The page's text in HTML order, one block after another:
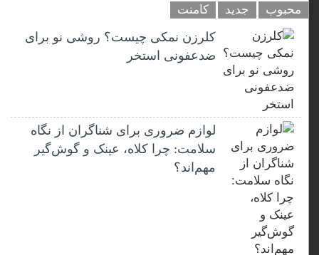
محبوب جدید کامنت
کلرزن نمکی چیست؟ روشی نو برای
ضدعفونی استخر
لوازم ضروری برای شناگران از نگاه
سلامت: چرا کلاه، عینک و گوش‌گیر
مهم‌اند؟